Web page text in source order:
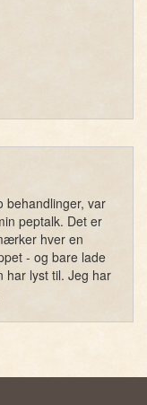
behandlinger, var
peptalk. Det er
hver en
- og bare lade
har lyst til. Jeg har